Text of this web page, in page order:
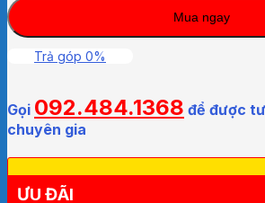
Greetmed
số
Mua ngay
Trả góp 0%
Gọi 092.484.1368 để được
chuyên gia
ƯU ĐÃI